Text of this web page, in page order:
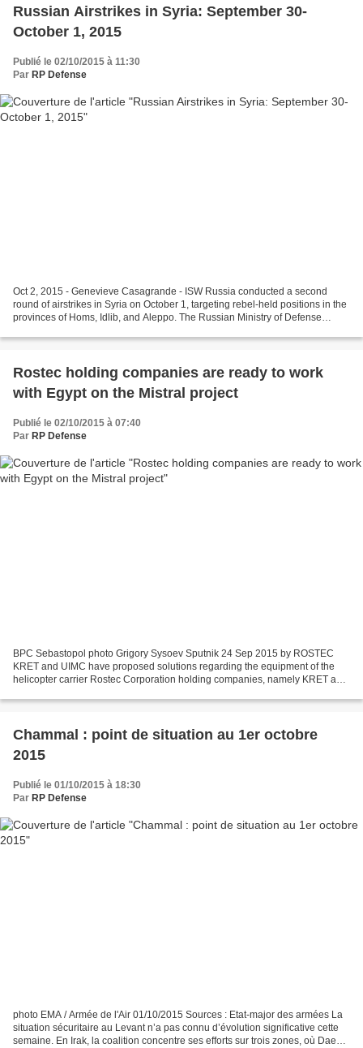
Russian Airstrikes in Syria: September 30-
October 1, 2015
Publié le 02/10/2015 à 11:30
Par RP Defense
Oct 2, 2015 - Genevieve Casagrande - ISW Russia conducted a second
round of airstrikes in Syria on October 1, targeting rebel-held positions in the
provinces of Homs, Idlib, and Aleppo. The Russian Ministry of Defense
Rostec holding companies are ready to work
with Egypt on the Mistral project
Publié le 02/10/2015 à 07:40
Par RP Defense
BPC Sebastopol photo Grigory Sysoev Sputnik 24 Sep 2015 by ROSTEC
KRET and UIMC have proposed solutions regarding the equipment of the
helicopter carrier Rostec Corporation holding companies, namely KRET and
Chammal : point de situation au 1er octobre
2015
Publié le 01/10/2015 à 18:30
Par RP Defense
photo EMA / Armée de l'Air 01/10/2015 Sources : Etat-major des armées La
situation sécuritaire au Levant n’a pas connu d’évolution significative cette
semaine. En Irak, la coalition concentre ses efforts sur trois zones, où Daech